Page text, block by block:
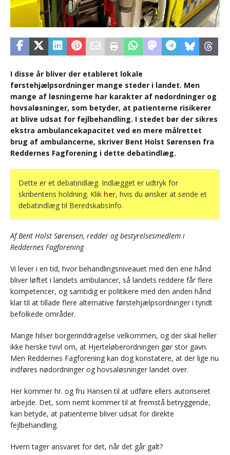
I disse år bliver der etableret lokale
førstehjælpsordninger mange steder i landet. Men
mange af løsningerne har karakter af nødordninger og
hovsaløsninger, som betyder, at patienterne risikerer
at blive udsat for fejlbehandling. I stedet bør der sikres
ekstra ambulancekapacitet ved en mere målrettet
brug af ambulancerne, skriver Bent Holst Sørensen fra
Reddernes Fagforening i dette debatindlæg.
Dette er et debatindlæg. Indlægget er udtryk for
skribentens holdning. Klik her, hvis du ønsker at sende et
debatindlæg til BeredskabsInfo.
Af Bent Holst Sørensen, redder og bestyrelsesmedlem i
Reddernes Fagforening
Vi lever i en tid, hvor behandlingsniveauet med den ene hånd
bliver løftet i landets ambulancer, så landets reddere får flere
kompetencer, og samtidig er politikere med den anden hånd
klar til at tillade flere alternative førstehjælpsordninger i tyndt
befolkede områder.
Mange hilser borgerinddragelse velkommen, og der skal heller
ikke herske tvivl om, at Hjerteløberordningen gør stor gavn.
Men Reddernes Fagforening kan dog konstatere, at der lige nu
indføres nødordninger og hovsaløsninger landet over.
Her kommer hr. og fru Hansen til at udføre ellers autoriseret
arbejde. Det, som nemt kommer til at fremstå betryggende,
kan betyde, at patienterne bliver udsat for direkte
fejlbehandling.
Hvem tager ansvaret for det, når det går galt?